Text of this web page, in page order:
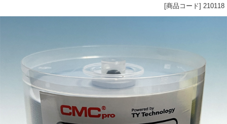
[商品コード] 210118